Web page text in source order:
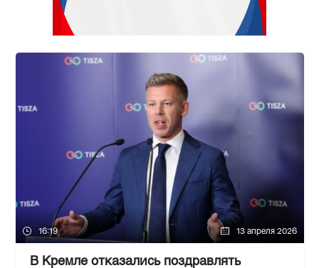
16:19 13 апреля 2026
В Кремле отказались поздравлять